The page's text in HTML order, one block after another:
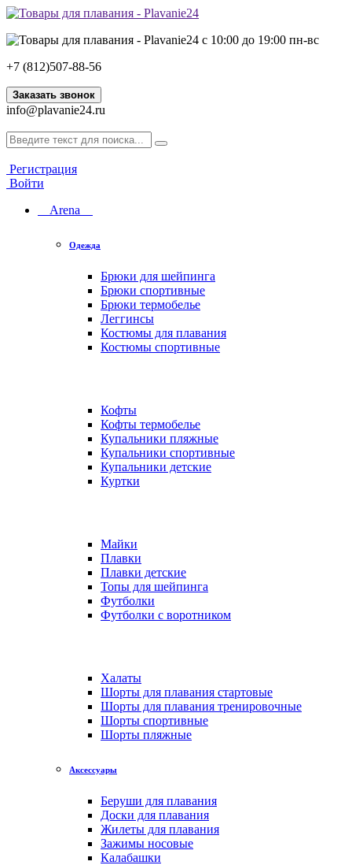
с 10:00 до 19:00 пн-вс
+7 (812)507-88-56
Заказать звонок
info@plavanie24.ru
Регистрация
Войти
Arena
Одежда
Брюки для шейпинга
Брюки спортивные
Брюки термобелье
Леггинсы
Костюмы для плавания
Костюмы спортивные
Кофты
Кофты термобелье
Купальники пляжные
Купальники спортивные
Купальники детские
Куртки
Майки
Плавки
Плавки детские
Топы для шейпинга
Футболки
Футболки с воротником
Халаты
Шорты для плавания стартовые
Шорты для плавания тренировочные
Шорты спортивные
Шорты пляжные
Аксессуары
Беруши для плавания
Доски для плавания
Жилеты для плавания
Зажимы носовые
Калабашки